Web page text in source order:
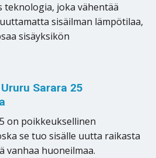
teknologia, joka vähentää
sisäilman lämpötilaa,
sisäyksikön
Sarara 25
on poikkeuksellinen
se tuo sisälle uutta raikasta
vanhaa huoneilmaa.